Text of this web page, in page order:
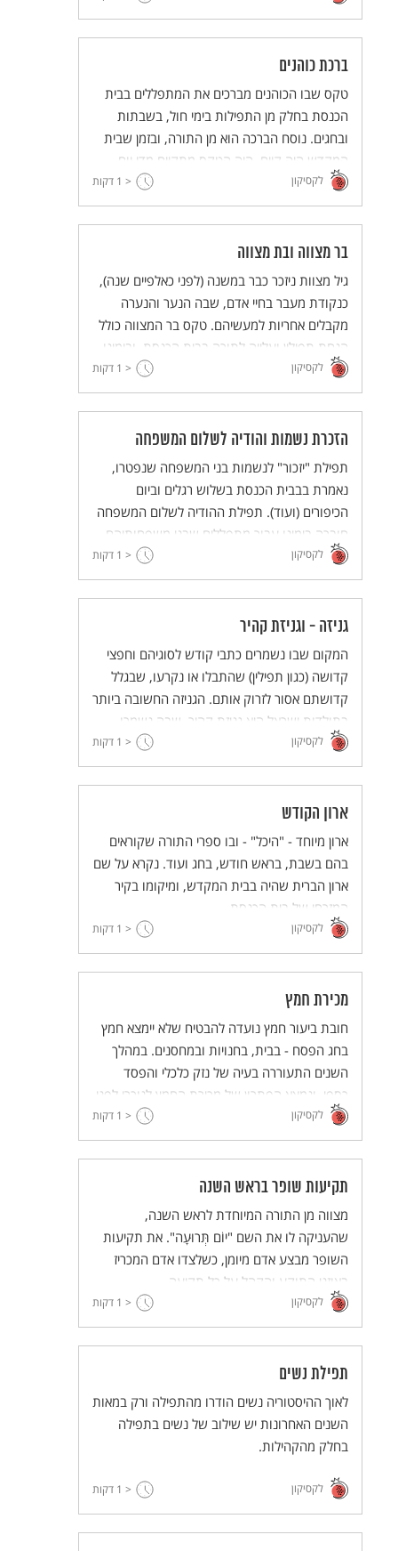
ברכת כוהנים
טקס שבו הכוהנים מברכים את המתפללים בבית
הכנסת בחלק מן התפילות בימי חול, בשבתות
ובחגים. נוסח הברכה הוא מן התורה, ובזמן שבית
המקדש היה קיים, היה הטקס מתקיים מדי יום
ביומו.לקסיקון < 1 דקות
בר מצווה ובת מצווה
גיל מצוות ניזכר כבר במשנה (לפני כאלפיים שנה),
כנקודת מעבר בחיי אדם, שבה הנער והנערה
מקבלים אחריות למעשיהם. טקס בר המצווה כולל
הנחת תפילין ועלייה לתורה בבית הכנסת, ובימינו
יש קהילות רבות (כולל אורתודוקסיות) שבהן גם
נערות עולות לתורה.
לקסיקון < 1 דקות
הזכרת נשמות והודיה לשלום המשפחה
תפילת "יזכור" לנשמות בני המשפחה שנפטרו,
נאמרת בבבית הכנסת בשלוש רגלים וביום
הכיפורים (ועוד). תפילת ההודיה לשלום המשפחה
חוברה בימינו עבור מתפללים שבני משפחותיהם
הקרובים בחיים.
לקסיקון < 1 דקות
גניזה - וגניזת קהיר
המקום שבו נשמרים כתבי קודש לסוגיהם וחפצי
קדושה (כגון תפילין) שהתבלו או נקרעו, שבגלל
קדושתם אסור לזרוק אותם. הגניזה החשובה ביותר
בתולדות ישראל היא גניזת קהיר, שבה נשמרו
במשך אלף שנה כתבי יד בלויים: בהם ספרי קודש,
יצירות ספרות, תעודות היסטוריות ועוד.
לקסיקון < 1 דקות
ארון הקודש
ארון מיוחד - "היכל" - ובו ספרי התורה שקוראים
בהם בשבת, בראש חודש, בחג ועוד. נקרא על שם
ארון הברית שהיה בבית המקדש, ומיקומו בקיר
המזרחי של בית הכנסת.
לקסיקון < 1 דקות
מכירת חמץ
חובת ביעור חמץ נועדה להבטיח שלא יימצא חמץ
בחג הפסח - בבית, בחנויות ובמחסנים. במהלך
השנים התעוררה בעיה של נזק כלכלי והפסד
כספי, ונמצא הפתרון של מכירת החמץ לנוכרי לפני
החג. מכאן היתר מכירת חמץ בימינו.
לקסיקון < 1 דקות
תקיעות שופר בראש השנה
מצווה מן התורה המיוחדת לראש השנה,
שהעניקה לו את השם "יוֹם תְּרוּעָה". את תקיעות
השופר מבצע אדם מיומן, כשלצדו אדם המכריז
באוזני התוקע והקהל על כל תקיעה.
לקסיקון < 1 דקות
תפילת נשים
לאוך ההיסטוריה נשים הודרו מהתפילה ורק במאות
השנים האחרונות יש שילוב של נשים בתפילה
בחלק מהקהילות.
לקסיקון < 1 דקות